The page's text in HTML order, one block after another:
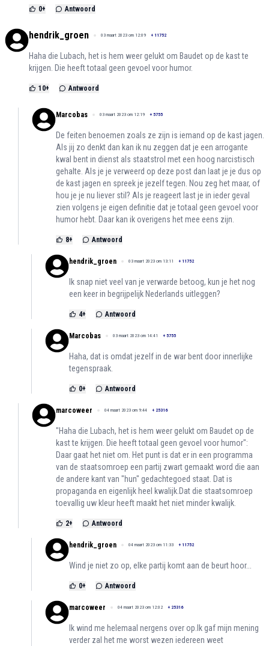
0+ Antwoord
hendrik_groen 03 maart 2023 om 12:09 + 11752
Haha die Lubach, het is hem weer gelukt om Baudet op de kast te
krijgen. Die heeft totaal geen gevoel voor humor.
10+ Antwoord
Marcobas 03 maart 2023 om 12:19 + 5755
De feiten benoemen zoals ze zijn is iemand op de kast jagen.
Als jij zo denkt dan kan ik nu zeggen dat je een arrogante
kwal bent in dienst als staatstrol met een hoog narcistisch
gehalte. Als je je verweerd op deze post dan laat je je dus op
de kast jagen en spreek je jezelf tegen. Nou zeg het maar, of
hou je je nu liever stil? Als je reageert last je in ieder geval
zien volgens je eigen definitie dat je totaal geen gevoel voor
humor hebt. Daar kan ik overigens het mee eens zijn.
8+ Antwoord
hendrik_groen 03 maart 2023 om 13:11 + 11752
Ik snap niet veel van je verwarde betoog, kun je het nog
een keer in begrijpelijk Nederlands uitleggen?
4+ Antwoord
Marcobas 03 maart 2023 om 14:41 + 5755
Haha, dat is omdat jezelf in de war bent door innerlijke
tegenspraak.
0+ Antwoord
marcoweer 04 maart 2023 om 9:44 + 25316
"Haha die Lubach, het is hem weer gelukt om Baudet op de
kast te krijgen. Die heeft totaal geen gevoel voor humor":
Daar gaat het niet om. Het punt is dat er in een programma
van de staatsomroep een partij zwart gemaakt word die aan
de andere kant van "hun" gedachtegoed staat. Dat is
propaganda en eigenlijk heel kwalijk.Dat die staatsomroep
toevallig uw kleur heeft maakt het niet minder kwalijk.
2+ Antwoord
hendrik_groen 04 maart 2023 om 11:33 + 11752
Wind je niet zo op, elke partij komt aan de beurt hoor...
0+ Antwoord
marcoweer 04 maart 2023 om 12:02 + 25316
Ik wind me helemaal nergens over op.Ik gaf mijn mening
verder zal het me worst wezen iedereen weet